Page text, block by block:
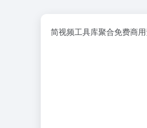
简视频工具库聚合免费商